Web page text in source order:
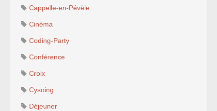
Cappelle-en-Pévèle
Cinéma
Coding-Party
Conférence
Croix
Cysoing
Déjeuner